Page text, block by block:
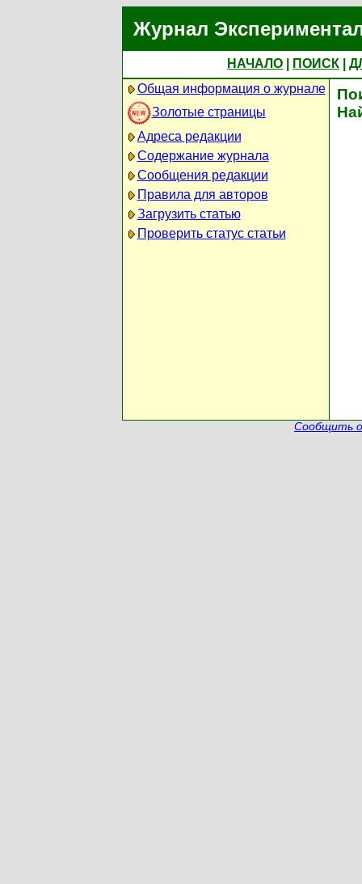
Журнал
НАЧАЛО ПОИСК
Общая информация о журнале
Золотые страницы
Адреса редакции
Содержание журнала
Сообщения редакции
Правила для авторов
Загрузить статью
Проверить статус статьи
Сообщить о